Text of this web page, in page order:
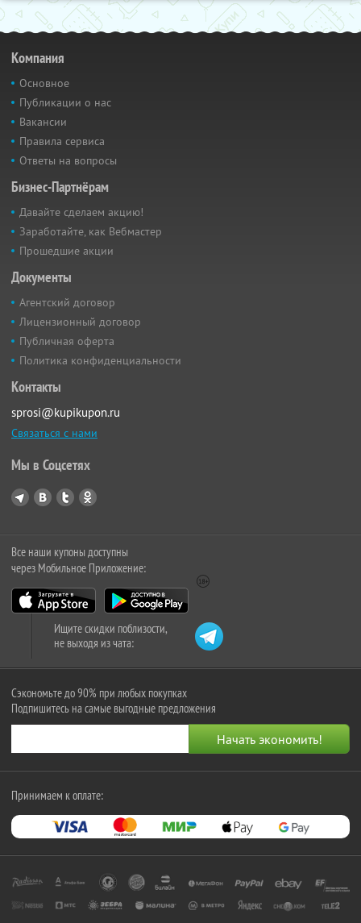
Компания
Основное
Публикации о нас
Вакансии
Правила сервиса
Ответы на вопросы
Бизнес-Партнёрам
Давайте сделаем акцию!
Заработайте, как Вебмастер
Прошедшие акции
Документы
Агентский договор
Лицензионный договор
Публичная оферта
Политика конфиденциальности
Контакты
sprosi@kupikupon.ru
Связаться с нами
Мы в Соцсетях
Все наши купоны доступны
через Мобильное Приложение:
Ищите скидки поблизости,
не выходя из чата:
Сэкономьте до 90% при любых покупках
Подпишитесь на самые выгодные предложения
Принимаем к оплате: